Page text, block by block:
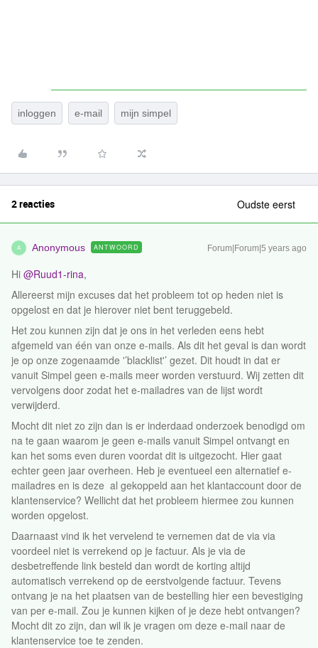
inloggen e-mail mijn simpel
2 reacties Oudste eerst
A Anonymous ANTWOORD Forum|Forum|5 years ago
Hi @Ruud1-rina,
Allereerst mijn excuses dat het probleem tot op heden niet is
opgelost en dat je hierover niet bent teruggebeld.
Het zou kunnen zijn dat je ons in het verleden eens hebt
afgemeld van één van onze e-mails. Als dit het geval is dan wordt
je op onze zogenaamde '’blacklist'’ gezet. Dit houdt in dat er
vanuit Simpel geen e-mails meer worden verstuurd. Wij zetten dit
vervolgens door zodat het e-mailadres van de lijst wordt
verwijderd.
Mocht dit niet zo zijn dan is er inderdaad onderzoek benodigd om
na te gaan waarom je geen e-mails vanuit Simpel ontvangt en
kan het soms even duren voordat dit is uitgezocht. Hier gaat
echter geen jaar overheen. Heb je eventueel een alternatief e-
mailadres en is deze al gekoppeld aan het klantaccount door de
klantenservice? Wellicht dat het probleem hiermee zou kunnen
worden opgelost.
Daarnaast vind ik het vervelend te vernemen dat de via via
voordeel niet is verrekend op je factuur. Als je via de
desbetreffende link besteld dan wordt de korting altijd
automatisch verrekend op de eerstvolgende factuur. Tevens
ontvang je na het plaatsen van de bestelling hier een bevestiging
van per e-mail. Zou je kunnen kijken of je deze hebt ontvangen?
Mocht dit zo zijn, dan wil ik je vragen om deze e-mail naar de
klantenservice toe te zenden.